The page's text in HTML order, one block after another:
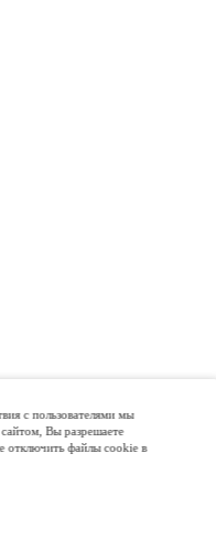
с пользователями мы
Вы разрешаете
отключить файлы cookie в